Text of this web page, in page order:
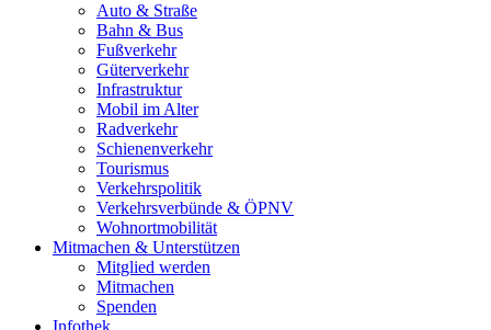
Auto & Straße
Bahn & Bus
Fußverkehr
Güterverkehr
Infrastruktur
Mobil im Alter
Radverkehr
Schienenverkehr
Tourismus
Verkehrspolitik
Verkehrsverbünde & ÖPNV
Wohnortmobilität
Mitmachen & Unterstützen
Mitglied werden
Mitmachen
Spenden
Infothek